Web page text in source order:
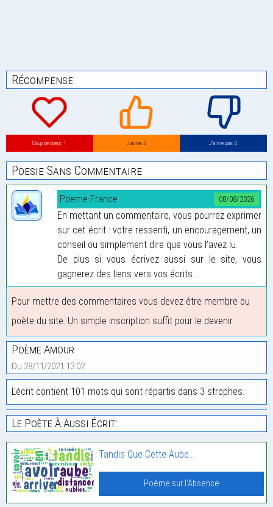
Récompense
Coup de coeur: 1 J’aime: 0 J’aime pas: 0
Poesie Sans Commentaire
08/08/2026
Poeme-France
En mettant un commentaire, vous pourrez exprimer
sur cet écrit : votre ressenti, un encouragement, un
conseil ou simplement dire que vous l'avez lu.
De plus si vous écrivez aussi sur le site, vous
gagnerez des liens vers vos écrits...
Pour mettre des commentaires vous devez être membre ou
poète du site. Un simple inscription suffit pour le devenir.
Poème Amour
Du 28/11/2021 13:02
L'écrit contient 101 mots qui sont répartis dans 3 strophes.
Le Poète À Aussi Écrit:
Tandis Que Cette Aube…
Poème sur l'Absence